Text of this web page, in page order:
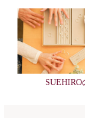
SUEHIRO